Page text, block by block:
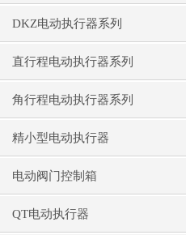
DKZ电动执行器系列
直行程电动执行器系列
角行程电动执行器系列
精小型电动执行器
电动阀门控制箱
QT电动执行器